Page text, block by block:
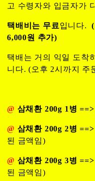
고 수령자와 입금자가
택배비는 무료 입니다.
6,000원 추가)
택배는 거의 익일 도착
니다. (오후 2시까지 주
@ 삼채환 200g 1병 ==>
@ 삼채환 200g 2병 ==>
된 금액임)
@ 삼채환 200g 3병 ==>
된 금액임)